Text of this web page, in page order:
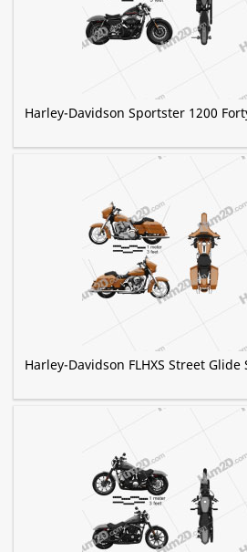
Harley-Davidson Sportster 1200
Harley-Davidson FLHXS Street Glide